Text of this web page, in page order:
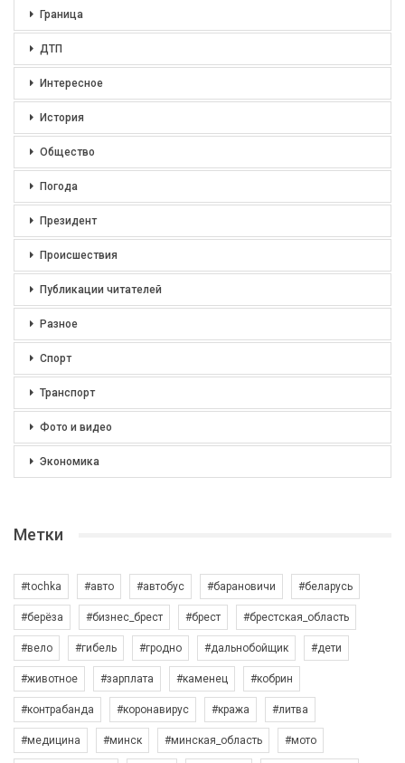
Граница
ДТП
Интересное
История
Общество
Погода
Президент
Происшествия
Публикации читателей
Разное
Спорт
Транспорт
Фото и видео
Экономика
Метки
#tochka #авто #автобус #барановичи #беларусь
#берёза #бизнес_брест #брест #брестская_область
#вело #гибель #гродно #дальнобойщик #дети
#животное #зарплата #каменец #кобрин
#контрабанда #коронавирус #кража #литва
#медицина #минск #минская_область #мото